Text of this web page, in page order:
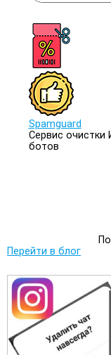
Spamguard
Сервис очистки
ботов
Перейти в блог